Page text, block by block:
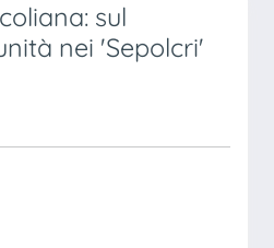
sul
nei 'Sepolcri'